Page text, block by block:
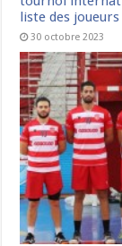
liste des
30 octobre 2023